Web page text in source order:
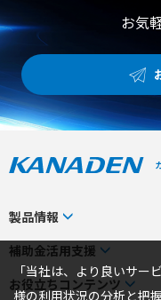
お気
製品情報
カテゴリから探す
メーカーから探す
補助金活用支援
補助金検索システム
お役立ちコンテンツ
「当社は、より良いサー
様の利用状況の分析と把